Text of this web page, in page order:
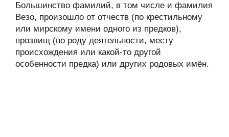
Большинство фамилий, в том числе и фамилия
Везо, произошло от отчеств (по крестильному
или мирскому имени одного из предков),
прозвищ (по роду деятельности, месту
происхождения или какой-то другой
особенности предка) или других родовых имён.